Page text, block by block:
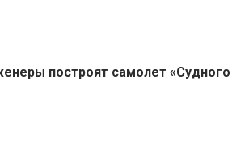
построят самолет «Судного